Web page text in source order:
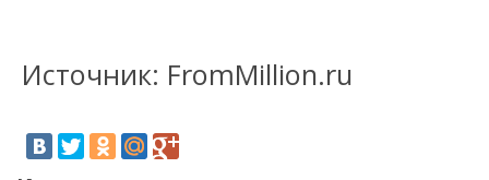
Источник: FromMillion.ru